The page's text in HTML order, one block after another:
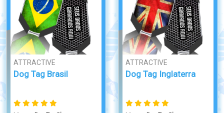
ATTRACTIVE
Dog Tag Brasil
ATTRACTIVE
Dog Tag Inglaterra